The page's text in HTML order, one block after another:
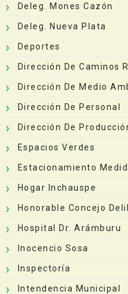
Deleg. Mones Cazón
Deleg. Nueva Plata
Deportes
Dirección De Caminos
Dirección De Medio
Dirección De Personal
Dirección De
Espacios Verdes
Estacionamiento
Hogar Inchauspe
Honorable Concejo
Hospital Dr. Arámburu
Inocencio Sosa
Inspectoría
Intendencia Municipal